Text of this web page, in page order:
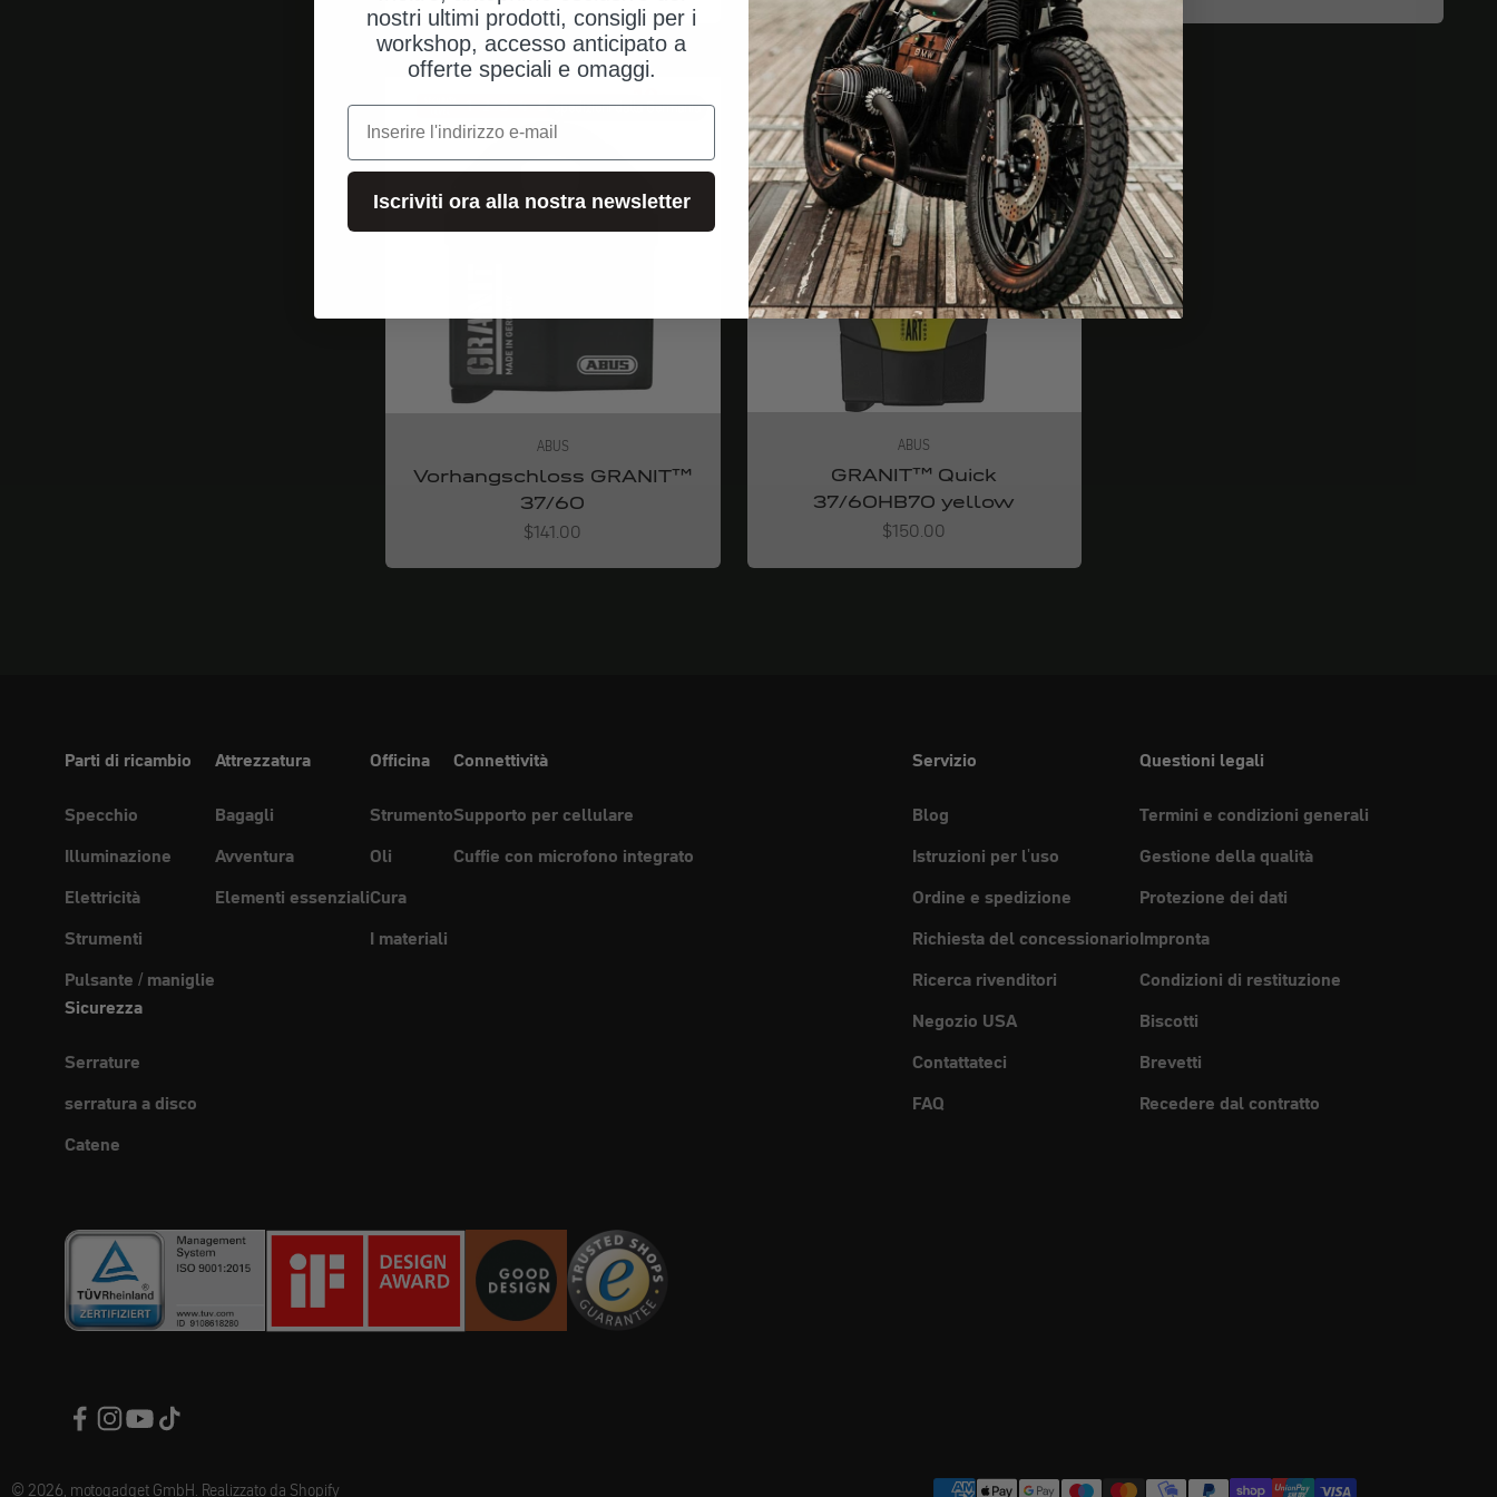
spedizioni dalla Germania
ABUS
Vorhangschloss GRANIT™
37/60
Angebot
$141.00
spedizioni dalla Germania
ABUS
GRANIT™ Quick
37/60HB70 yellow
Angebot
$150.00
Parti di ricambio
Specchio
Illuminazione
Elettricità
Strumenti
Pulsante / maniglie
Attrezzatura
Bagagli
Avventura
Elementi essenziali
Officina
Strumento
Oli
Cura
I materiali
Connettività
Supporto per cellulare
Cuffie con microfono integrato
Sicurezza
Serrature
serratura a disco
Catene
Servizio
Blog
Istruzioni per l'uso
Ordine e spedizione
Richiesta del concessionario
Ricerca rivenditori
Negozio USA
Contattateci
FAQ
Questioni legali
Termini e condizioni generali
Gestione della qualità
Protezione dei dati
Impronta
Condizioni di restituzione
Biscotti
Brevetti
Recedere dal contratto
© 2026, motogadget GmbH. Realizzato da Shopify
nostri ultimi prodotti, consigli per i
workshop, accesso anticipato a
offerte speciali e omaggi.
e-mail
Iscriviti ora alla nostra newsletter